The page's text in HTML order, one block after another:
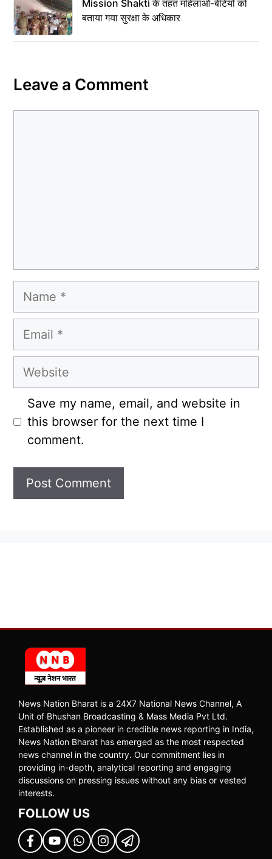
Mission Shakti के तहत महिलाओं-बेटियों को
बताया गया सुरक्षा के अधिकार
Leave a Comment
Name
Email
Website
Save my name, email, and website in
this browser for the next time I
comment.
News Nation Bharat is a 24X7 National News Channel, A
Unit of Bhushan Broadcasting & Mass Media Pvt Ltd.
Established as a pioneer in credible news reporting in India,
News Nation Bharat has emerged as the most respected
news channel in the country. Our commitment lies in
providing in-depth, analytical reporting and engaging
discussions on pressing issues without any bias or vested
interests.
FOLLOW US